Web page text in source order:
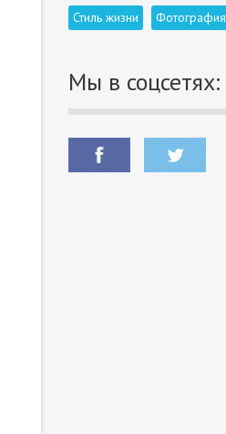
Стиль жизни
Фотография
Мы в соцсетях: